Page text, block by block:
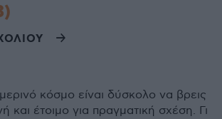
κόσμο είναι δύσκολο να βρεις
και έτοιμο για πραγματική σχέση. Γι